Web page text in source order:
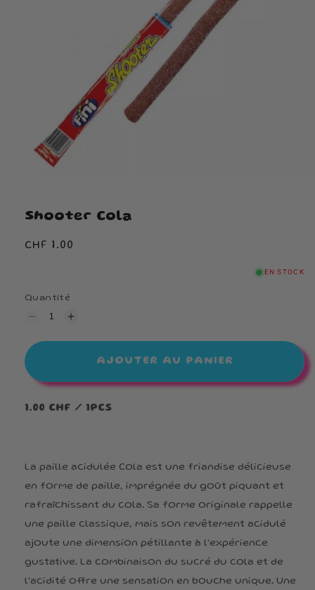
Shooter Cola
Prix
CHF 1.00
EN STOCK
Quantité
Réduire
quantité
Augmenter
quantité
ShooterAJOUTER AU PANIER
1.00 CHF / 1PCS
La paille acidulée Cola est une friandise délicieuse
en forme de paille, imprégnée du goût piquant et
rafraîchissant du cola. Sa forme originale rappelle
une paille classique, mais son revêtement acidulé
ajoute une dimension pétillante à l'expérience
gustative. La combinaison du sucré du cola et de
l'acidité offre une sensation en bouche unique. Une